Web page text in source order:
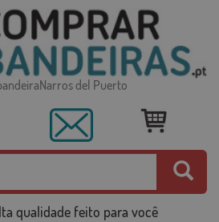
del Puerto
qualidade feito para você